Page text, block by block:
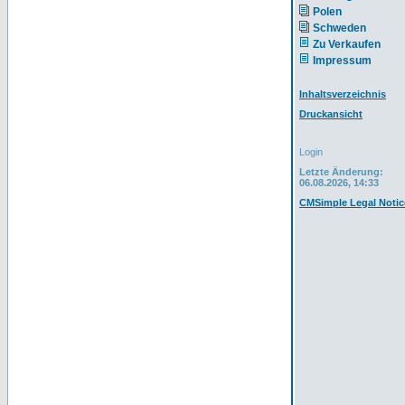
Polen
Schweden
Zu Verkaufen
Impressum
Inhaltsverzeichnis
Druckansicht
Login
Letzte Änderung:
06.08.2026, 14:33
CMSimple Legal